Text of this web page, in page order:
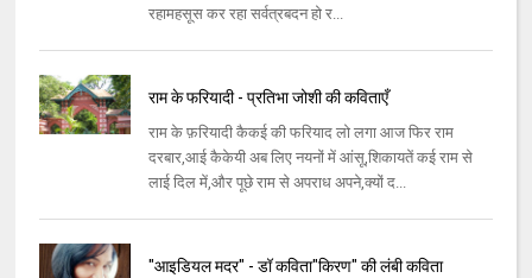
रहामहसूस कर रहा सर्वत्रबदन हो र...
राम के फरियादी - प्रतिभा जोशी की कविताएँ
राम के फ़रियादी कैकई की फरियाद लो लगा आज फिर राम
दरबार,आई कैकेयी अब लिए नयनों में आंसू,शिकायतें कई राम से
लाई दिल में,और पूछे राम से अपराध अपने,क्यों द...
"आइडियल मदर" - डॉ कविता"किरण" की लंबी कविता